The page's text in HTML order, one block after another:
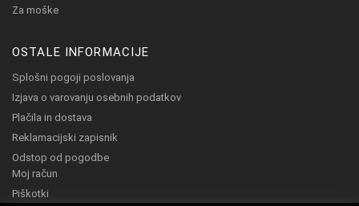
Za moške
OSTALE INFORMACIJE
Splošni pogoji poslovanja
Izjava o varovanju osebnih podatkov
Plačila in dostava
Reklamacijski zapisnik
Odstop od pogodbe
Moj račun
Piškotki